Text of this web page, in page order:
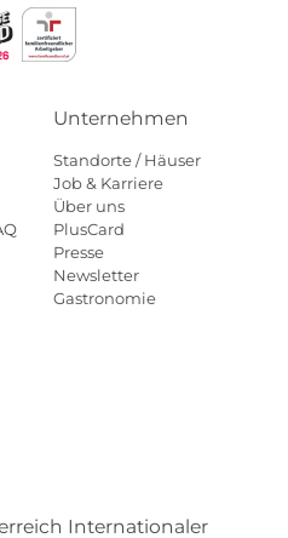
Unternehmen
Standorte / Häuser
Job & Karriere
Über uns
PlusCard
Presse
Newsletter
Gastronomie
Internationaler